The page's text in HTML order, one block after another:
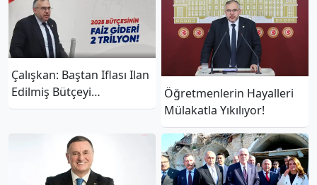
Çalışkan: Baştan Iflası Ilan
Edilmiş Bütçeyi
Görüşüyoruz!
Öğretmenlerin Hayalleri
Mülakatla Yıkılıyor!